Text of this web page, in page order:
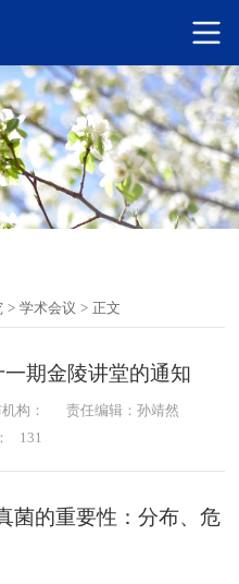
> 学术会议 > 正文
期金陵讲堂的通知
构：
责任编辑：孙靖然
131
菌的重要性：分布、危